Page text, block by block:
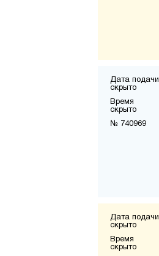
Дата подачи
скрыто
Время
скрыто
№ 740969
Дата подачи
скрыто
Время
скрыто